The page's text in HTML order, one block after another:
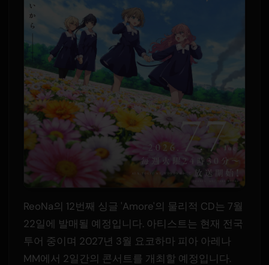
ReoNa의 12번째 싱글 'Amore'의 물리적 CD는 7월
22일에 발매될 예정입니다. 아티스트는 현재 전국
투어 중이며 2027년 3월 요코하마 피아 아레나
MM에서 2일간의 콘서트를 개최할 예정입니다.